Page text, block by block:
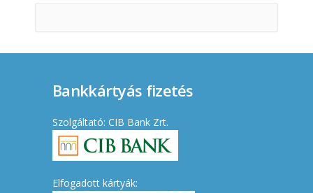
Bankkártyás fizetés
Szolgáltató: CIB Bank Zrt.
Elfogadott kártyák: